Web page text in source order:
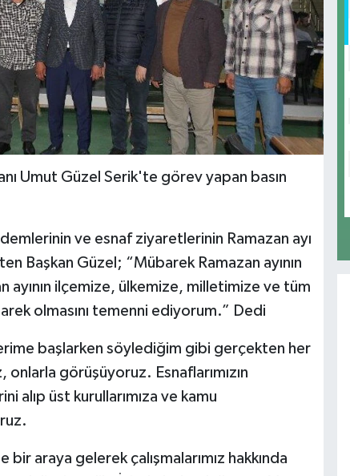
Umut Güzel Serik'te görev yapan basın
ve esnaf ziyaretlerinin Ramazan ayı
Başkan Güzel; “Mübarek Ramazan ayının
ayının ilçemize, ülkemize, milletimize ve tüm
olmasını temenni ediyorum.” Dedi
başlarken söylediğim gibi gerçekten her
görüşüyoruz. Esnaflarımızın
alıp üst kurullarımıza ve kamu
araya gelerek çalışmalarımız hakkında